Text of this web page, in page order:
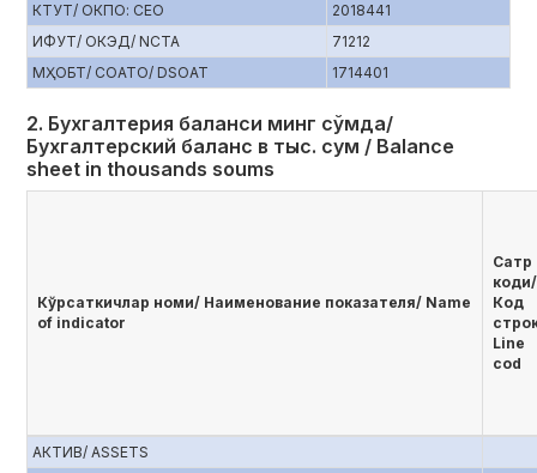
КТУТ/ ОКПО: CEO
2018441
ИФУТ/ ОКЭД/ NCTA
71212
МҲОБТ/ СОАТО/ DSOAT
1714401
2. Бухгалтерия баланси минг сўмда/
Бухгалтерский баланс в тыс. сум / Balance
sheet in thousands soums
Кўрсаткичлар номи/ Наименование показателя/ Name
of indicator
Сатр
коди/
Код
Line
cod
АКТИВ/ ASSETS